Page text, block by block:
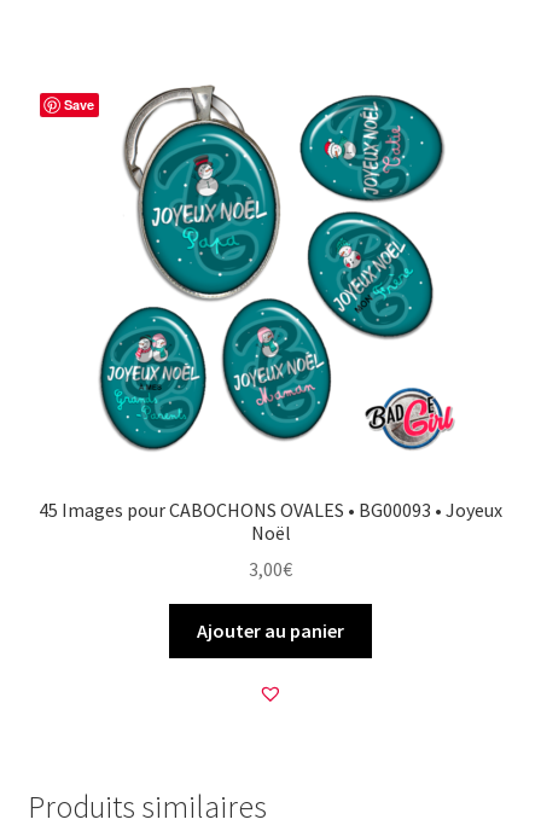
Save
45 Images pour CABOCHONS OVALES • BG00093 • Joyeux
Noël
3,00€
Ajouter au panier
Produits similaires